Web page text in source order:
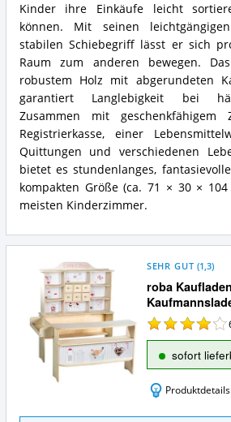
Kinder ihre Einkäufe leicht
können. Mit seinen
stabilen Schiebegriff lässt er sich
Raum zum anderen bewegen.
robustem Holz mit abgerundeten
garantiert Langlebigkeit bei
Zusammen mit
Registrierkasse, einer
Quittungen und verschiedenen
bietet es stundenlanges,
kompakten Größe (ca. 71 × 30 ×
meisten Kinderzimmer.
roba
SEHR GUT (1,3)
sofort
Produktdetails